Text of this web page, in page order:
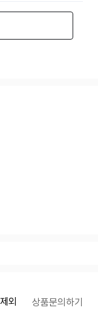
외 상품문의하기